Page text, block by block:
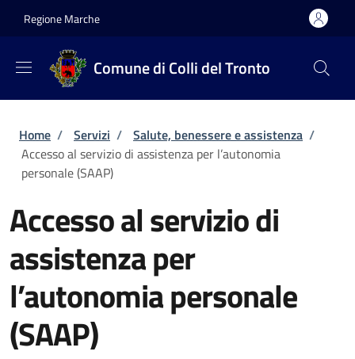
Regione Marche
Comune di Colli del Tronto
Briciole di pane
Home / Servizi / Salute, benessere e assistenza /
Accesso al servizio di assistenza per l’autonomia
personale (SAAP)
Accesso al servizio di
assistenza per
l’autonomia personale
(SAAP)